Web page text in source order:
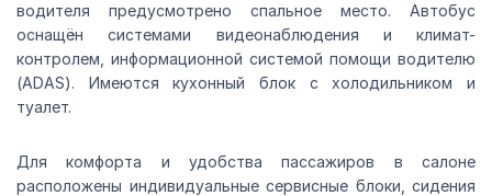
водителя предусмотрено спальное место. Автобус
оснащён системами видеонаблюдения и климат-
контролем, информационной системой помощи водителю
(ADAS). Имеются кухонный блок с холодильником и
туалет.
Для комфорта и удобства пассажиров в салоне
расположены индивидуальные сервисные блоки, сидения